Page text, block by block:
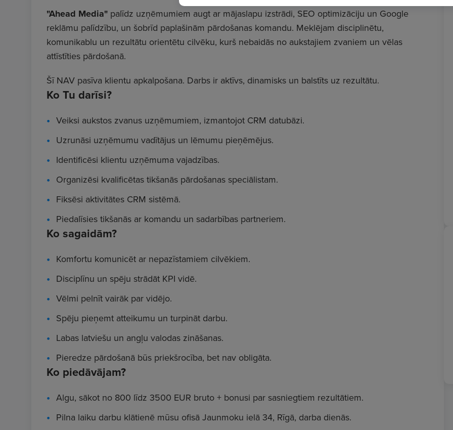
"Ahead Media" palīdz uzņēmumiem augt ar mājaslapu izstrādi, SEO optimizāciju un Google
reklāmu palīdzību, un šobrīd paplašinām pārdošanas komandu. Meklējam disciplinētu,
komunikablu un rezultātu orientētu cilvēku, kurš nebaidās no aukstajiem zvaniem un vēlas
attīstīties pārdošanā.
Šī NAV pasīva klientu apkalpošana. Darbs ir aktīvs, dinamisks un balstīts uz rezultātu.
Ko sagaidām?
Komfortu komunicēt ar nepazīstamiem cilvēkiem.
Disciplīnu un spēju strādāt KPI vidē.
Vēlmi pelnīt vairāk par vidējo.
Spēju pieņemt atteikumu un turpināt darbu.
Labas latviešu un angļu valodas zināšanas.
Pieredze pārdošanā būs priekšrocība, bet nav obligāta.
Ko piedāvājam?
Algu, sākot no 800 līdz 3500 EUR bruto + bonusi par sasniegtiem rezultātiem.
Pilna laiku darbu klātienē mūsu ofisā Jaunmoku ielā 34, Rīgā, darba dienās.
Ko Tu darīsi?
Veiksi aukstos zvanus uzņēmumiem, izmantojot CRM datubāzi.
Uzrunāsi uzņēmumu vadītājus un lēmumu pieņēmējus.
Identificēsi klientu uzņēmuma vajadzības.
Organizēsi kvalificētas tikšanās pārdošanas speciālistam.
Fiksēsi aktivitātes CRM sistēmā.
Piedalīsies tikšanās ar komandu un sadarbības partneriem.